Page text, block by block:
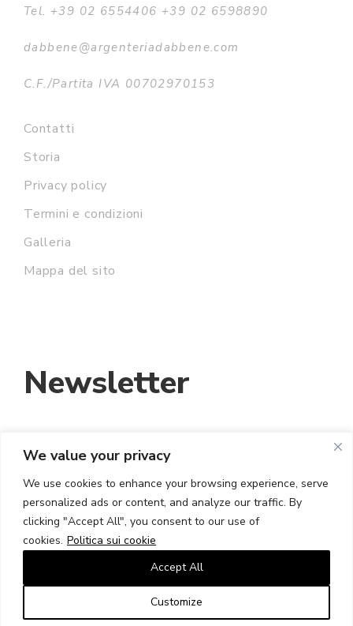
We value your privacy
We use cookies to enhance your browsing experience, serve
personalized ads or content, and analyze our traffic. By
clicking "Accept All", you consent to our use of
cookies. Politica sui cookie
Customize
Accept All
Tel. +39 02 6554406 +39 02 6598890
dabbene@argenteriadabbene.com
C.F./Partita IVA 00702970153
Contatti
Storia
Privacy policy
Termini e condizioni
Galleria
Mappa del sito
Newsletter
INDIRIZZO EMAIL:
HO LETTO E ACCETTO I TERMINI E LE
CONDIZIONI